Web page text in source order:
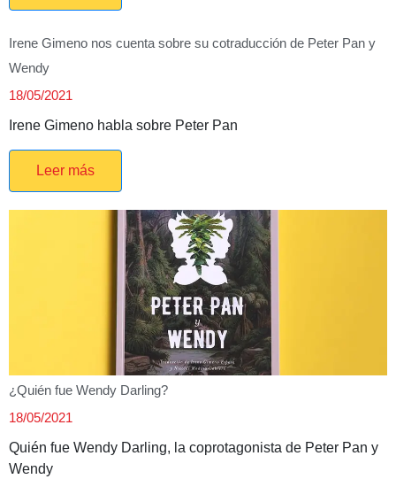
Irene Gimeno nos cuenta sobre su cotraducción de Peter Pan y
Wendy
18/05/2021
Irene Gimeno habla sobre Peter Pan
Leer más
¿Quién fue Wendy Darling?
18/05/2021
Quién fue Wendy Darling, la coprotagonista de Peter Pan y
Wendy